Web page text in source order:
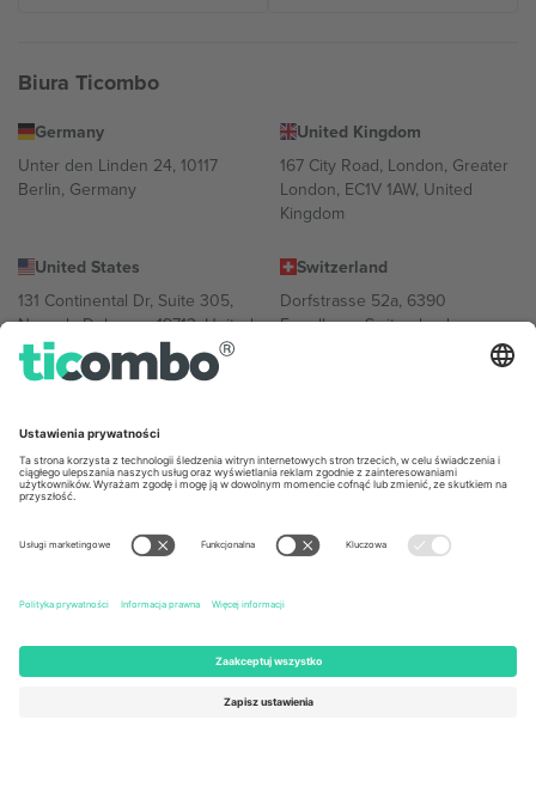
Biura Ticombo
Germany
Unter den Linden 24, 10117
Berlin, Germany
United Kingdom
167 City Road, London, Greater
London, EC1V 1AW, United
Kingdom
United States
131 Continental Dr, Suite 305,
Newark, Delaware 19713, United
States
Switzerland
Dorfstrasse 52a, 6390
Engelberg, Switzerland
Regus Sofia City West, bul
Totleben 53-55, 1606 Sofia,
Bulgaria
Building A1, Office 302, Dubai,
United Arab Emirates
Mexico
Norte, Cuauhtémoc, 06700
Mexico
od lokalizacji, wydarzenia i/lub domeny. Aby uzyskać szczegółowe